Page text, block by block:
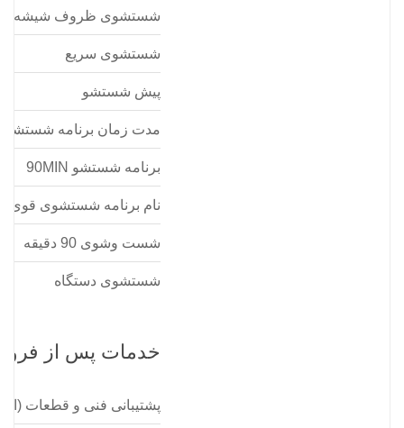
شستشوی ظروف شیشه
شستشوی سریع
پیش شستشو
مدت زمان برنامه
برنامه شستشو 90MIN
نام برنامه شستشوی قوی
شست وشوی 90 دقیقه
شستشوی دستگاه
خدمات پس از
پشتیبانی فنی و قطعات